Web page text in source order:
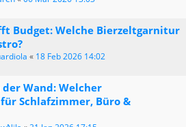
Budget: Welche Bierzeltgarnitur
« 18 Feb 2026 14:02
Wand: Welcher
Schlafzimmer, Büro &